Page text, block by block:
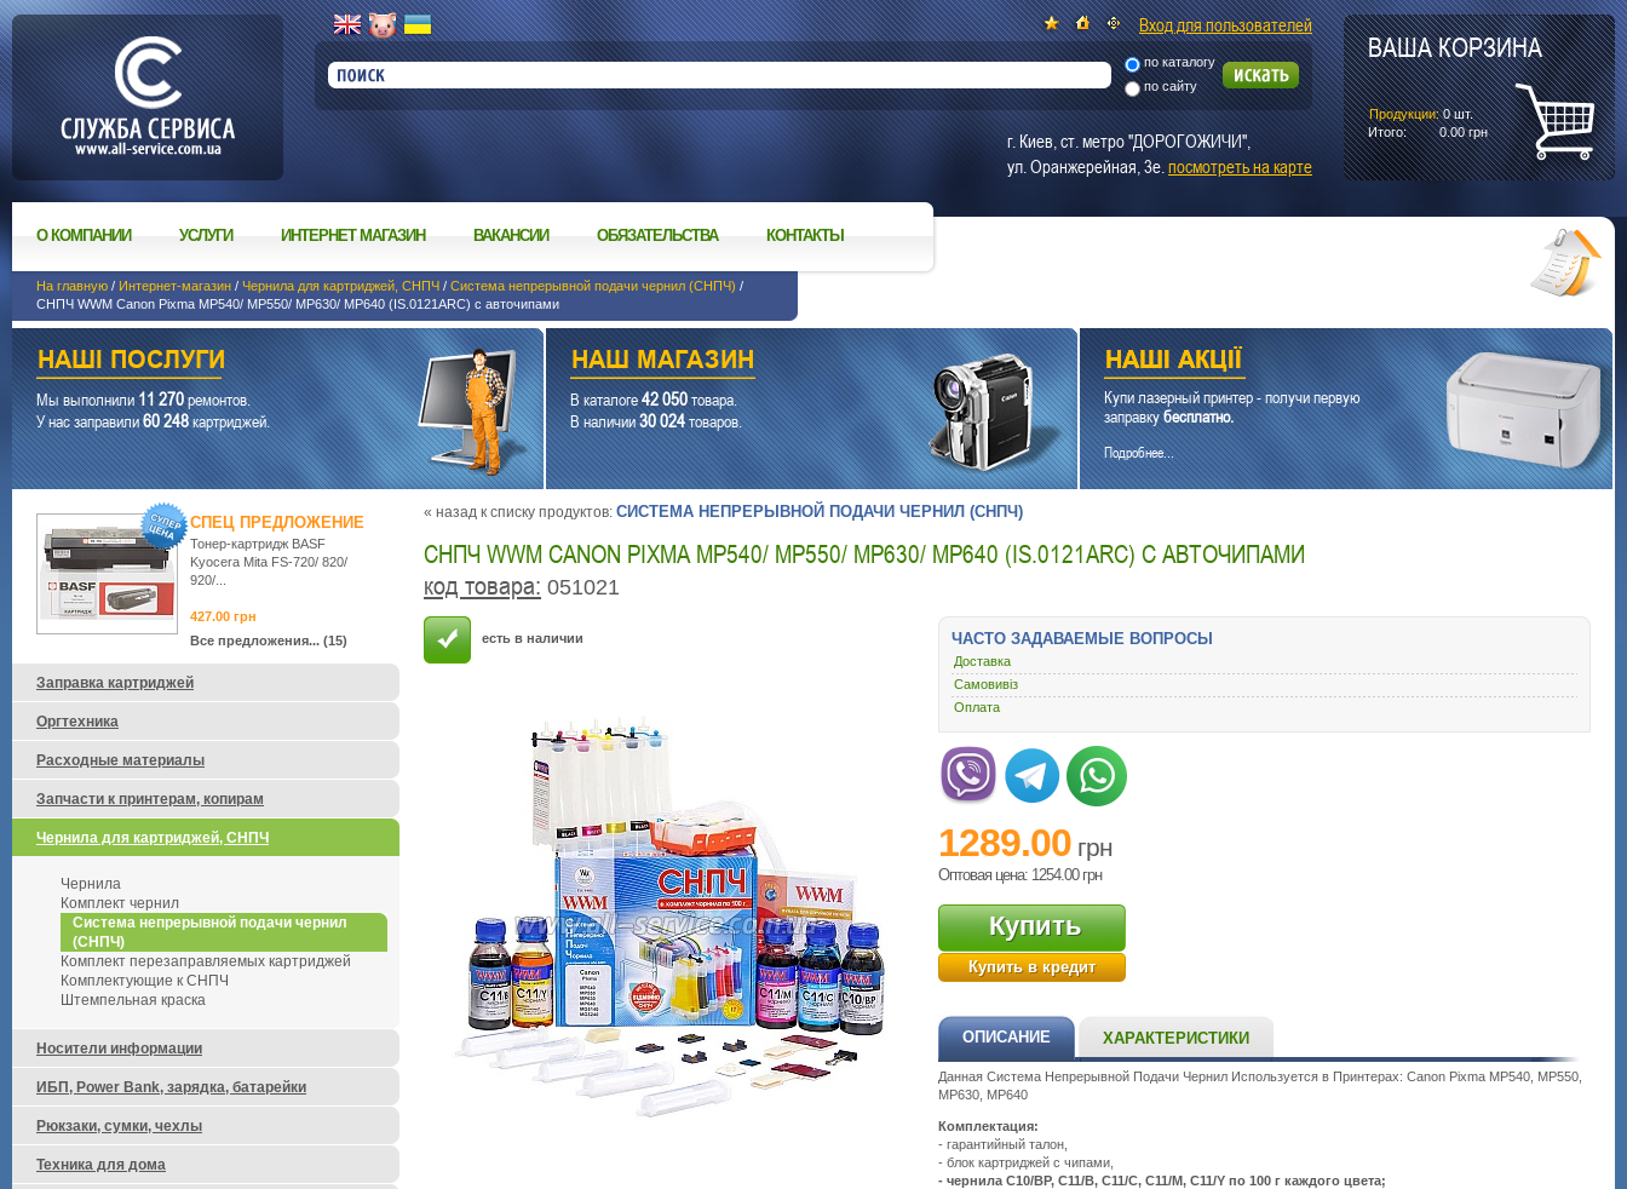
О КОМПАНИИ УСЛУГИ ИНТЕРНЕТ МАГАЗИН ВАКАНСИИ ОБЯЗАТЕЛЬСТВА КОНТАКТЫ
На главную / Интернет-магазин / Чернила для картриджей, СНПЧ / Система непрерывной подачи чернил (СНПЧ) /
СНПЧ WWM Canon Pixma MP540/ MP550/ MP630/ MP640 (IS.0121ARC) с авточипами
Мы выполнили11 270ремонтов.
У нас заправили60 248картриджей.
В каталоге42 050товара.
В наличии30 024товаров.
Купи лазерный принтер - получи первую
заправкубесплатно.
Подробнее...
« назад к списку продуктов: СИСТЕМА НЕПРЕРЫВНОЙ ПОДАЧИ ЧЕРНИЛ (СНПЧ)
СНПЧ WWM CANON PIXMA MP540/ MP550/ MP630/ MP640 (IS.0121ARC) С АВТОЧИПАМИ
код товара: 051021
есть в наличии ЧАСТО ЗАДАВАЕМЫЕ ВОПРОСЫ
Доставка
Самовивіз
Оплата
1289.00 грн
Оптовая цена: 1254.00 грн
Купить
Купить в кредит
ОПИСАНИЕ ХАРАКТЕРИСТИКИ
Данная Система Непрерывной Подачи Чернил Используется в Принтерах: Canon Pixma MP540, MP550,
MP630, MP640
Комплектация:
- гарантийный талон,
- блок картриджей с чипами,
- чернила С10/BP, С11/B, С11/C, С11/M, С11/Y по 100 г каждого цвета;
СПЕЦ ПРЕДЛОЖЕНИЕ
Тонер-картридж BASF
Kyocera Mita FS-720/ 820/
920/...
427.00 грн
Все предложения... (15)
Заправка картриджей
Оргтехника
Расходные материалы
Запчасти к принтерам, копирам
Чернила для картриджей, СНПЧ
Чернила
Комплект чернил
Система непрерывной подачи чернил
(СНПЧ)
Комплект перезаправляемых картриджей
Комплектующие к СНПЧ
Штемпельная краска
Носители информации
ИБП, Power Bank, зарядка, батарейки
Рюкзаки, сумки, чехлы
Техника для дома
ВАША КОРЗИНА
Продукции: 0шт.
Итого:
0.00 грн
Вход для пользователей
по каталогу
по сайту
г. Киев, ст. метро "ДОРОГОЖИЧИ",
ул. Оранжерейная, 3е.посмотреть на карте